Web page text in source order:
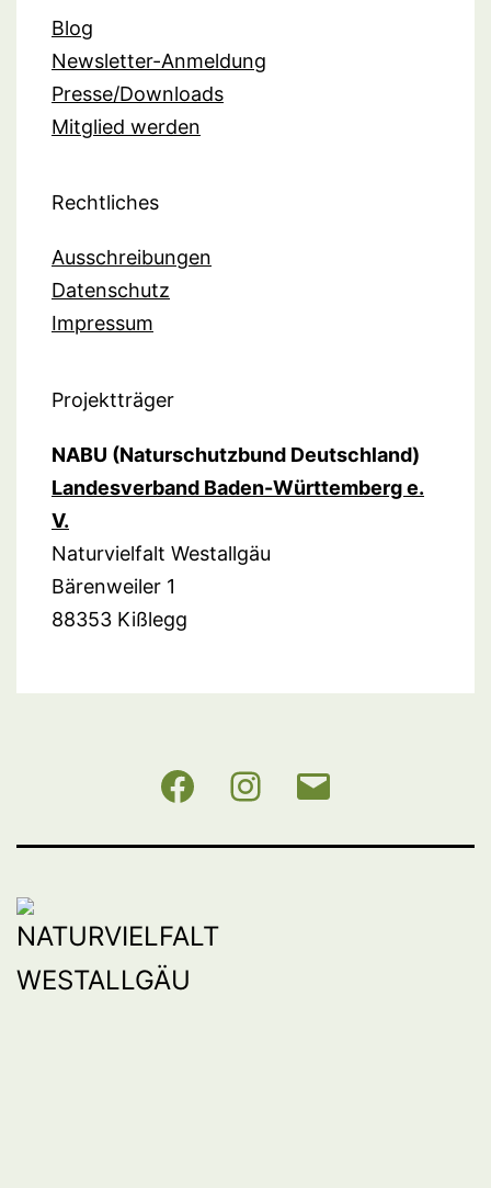
Blog
Newsletter-Anmeldung
Presse/Downloads
Mitglied werden
Rechtliches
Ausschreibungen
Datenschutz
Impressum
Projektträger
NABU (Naturschutzbund Deutschland)
Landesverband Baden-Württemberg e.
V.
Naturvielfalt Westallgäu
Bärenweiler 1
88353 Kißlegg
NABU Instagram